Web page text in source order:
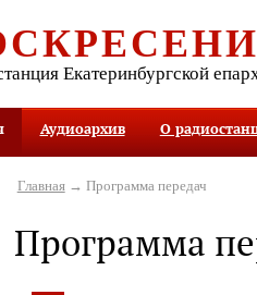
Екатеринбургской
Аудиоархив О
Главная→ Программа передач
Программа